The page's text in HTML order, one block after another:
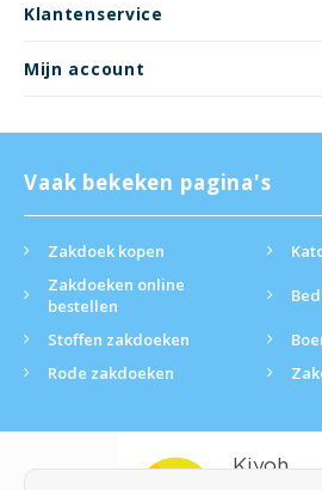
Klantenservice
Mijn account
Vaak bekeken pagina's
Zakdoek kopen
Zakdoeken online
bestellen
Stoffen zakdoeken
Rode zakdoeken